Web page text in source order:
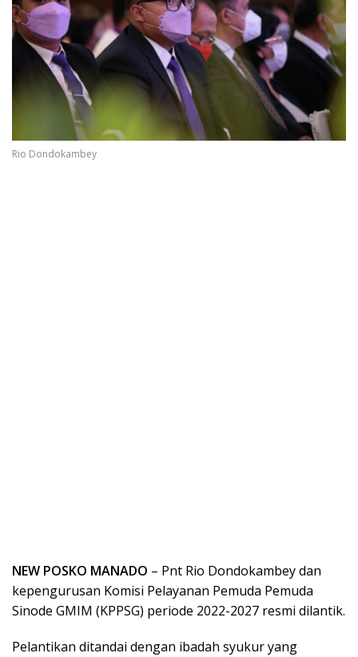
Rio Dondokambey
NEW POSKO MANADO – Pnt Rio Dondokambey dan
kepengurusan Komisi Pelayanan Pemuda Pemuda
Sinode GMIM (KPPSG) periode 2022-2027 resmi dilantik.
Pelantikan ditandai dengan ibadah syukur yang